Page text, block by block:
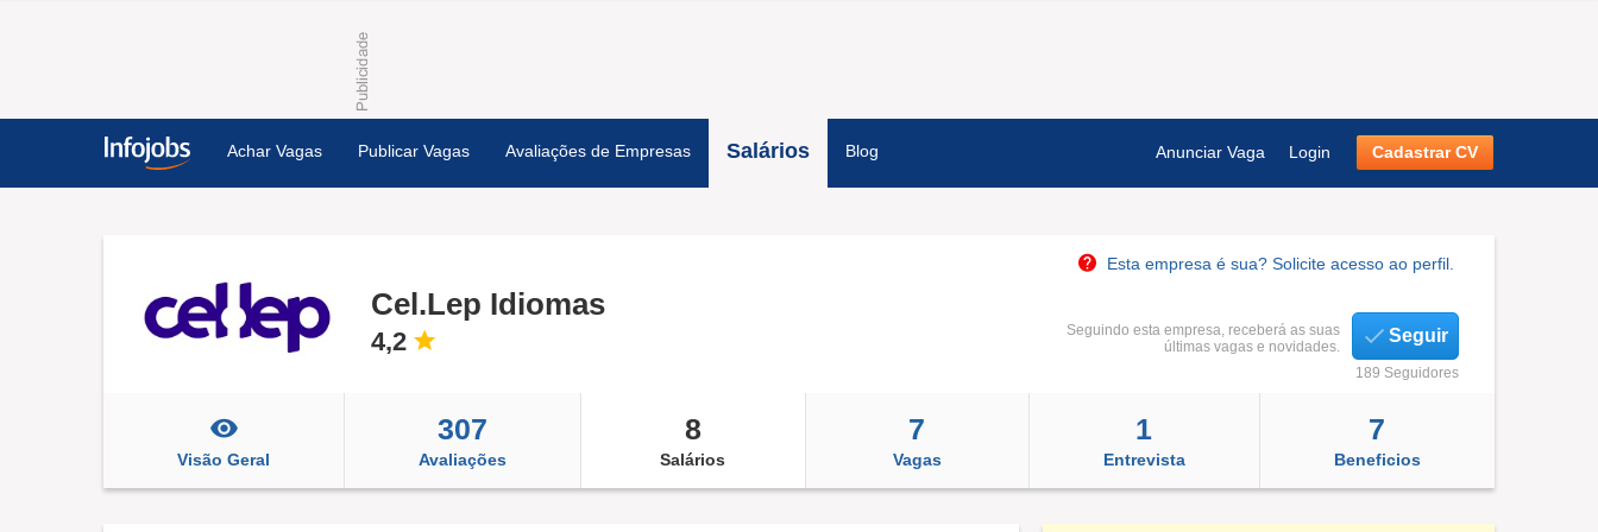
Achar Vagas Publicar Vagas Avaliações de Empresas Salários Blog Anunciar Vaga Login Cadastrar CV
Esta empresa é sua? Solicite acesso ao perfil.
Cel.Lep Idiomas
4,2
Seguindo esta empresa, receberá as suas
últimas vagas e novidades.
Seguir
189 Seguidores
Visão Geral
307
Avaliações
8
Salários
7
Vagas
1
Entrevista
7
Beneficios